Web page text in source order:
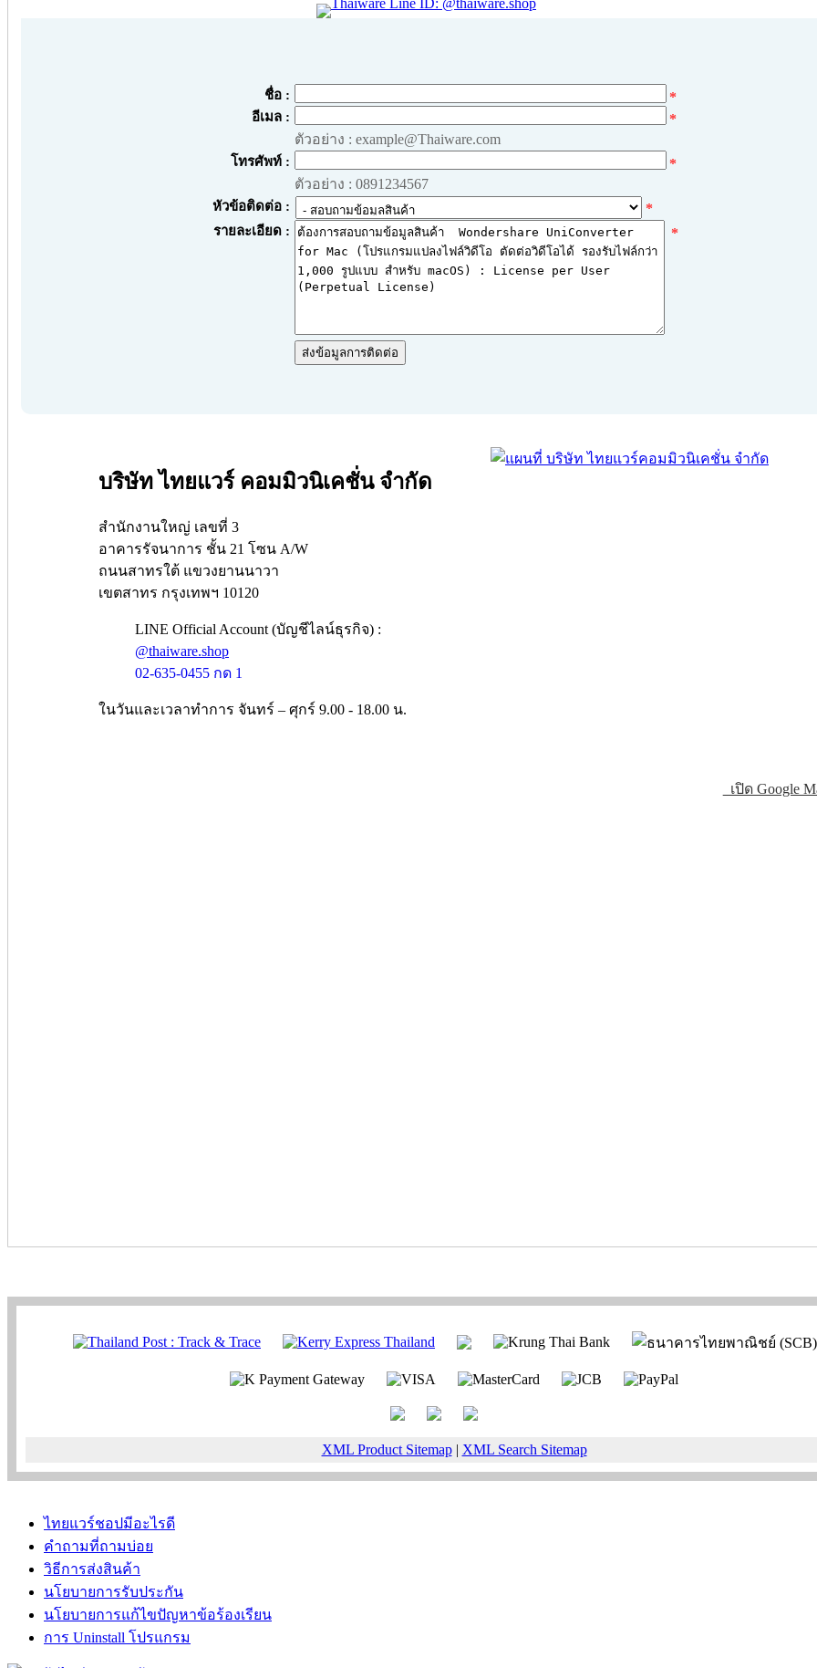
ชื่อ : *
อีเมล :
*
ตัวอย่าง : example@Thaiware.com
โทรศัพท์ :
*
ตัวอย่าง : 0891234567
หัวข้อติดต่อ : *
รายละเอียด : *
บริษัท ไทยแวร์ คอมมิวนิเคชั่น จำกัด
สำนักงานใหญ่ เลขที่ 3
อาคารรัจนาการ ชั้น 21 โซน A/W
ถนนสาทรใต้ แขวงยานนาวา
เขตสาทร กรุงเทพฯ 10120
LINE Official Account (บัญชีไลน์ธุรกิจ) :
@thaiware.shop
02-635-0455 กด 1
ในวันและเวลาทำการ จันทร์ – ศุกร์ 9.00 - 18.00 น.
เปิด Google
XML Product Sitemap| XML Search Sitemap
ไทยแวร์ชอปมีอะไรดี
คำถามที่ถามบ่อย
วิธีการส่งสินค้า
นโยบายการรับประกัน
นโยบายการแก้ไขปัญหาข้อร้องเรียน
การ Uninstall โปรแกรม